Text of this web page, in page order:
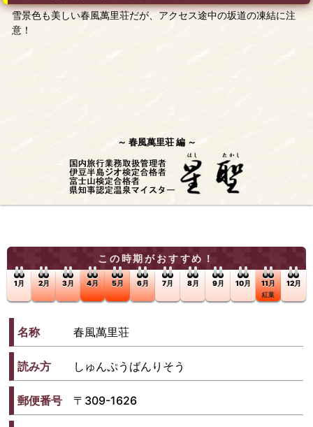
雪景色も美しい春風萬里荘だが、アクセス途中の坂道の凍結に注
意！
春風萬里荘 編
この時期がおすすめ！
1月 2月 3月 4月 5月 6月 7月 8月 9月 10月 11月
紅葉
12月
名称 春風萬里荘
読み方 しゅんぷうばんりそう
郵便番号 〒309-1626